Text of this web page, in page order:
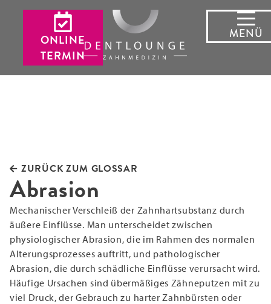
ONLINE
TERMIN
MENÜ
ZURÜCK ZUM GLOSSAR
Abrasion
Mechanischer Verschleiß der Zahnhartsubstanz durch
äußere Einflüsse. Man unterscheidet zwischen
physiologischer Abrasion, die im Rahmen des normalen
Alterungsprozesses auftritt, und pathologischer
Abrasion, die durch schädliche Einflüsse verursacht wird.
Häufige Ursachen sind übermäßiges Zähneputzen mit zu
viel Druck, der Gebrauch zu harter Zahnbürsten oder